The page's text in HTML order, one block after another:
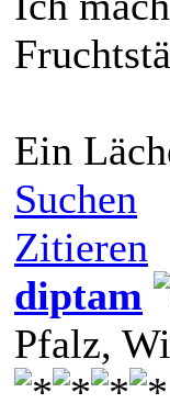
Ein
Suchen
Zitieren
diptam
Pfalz,